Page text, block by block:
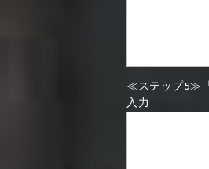
≪ステップ5≫
入力